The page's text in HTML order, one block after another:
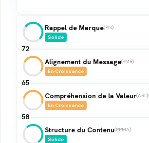
72
Rappel de Marque(PIS)
Solide
65
Alignement du Message(SMR)
En Croissance
58
Compréhension de la Valeur(ARD)
En Croissance
Structure du Contenu(PPMA)
Solide